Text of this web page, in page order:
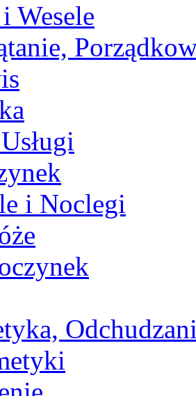
Wesele
i Noclegi